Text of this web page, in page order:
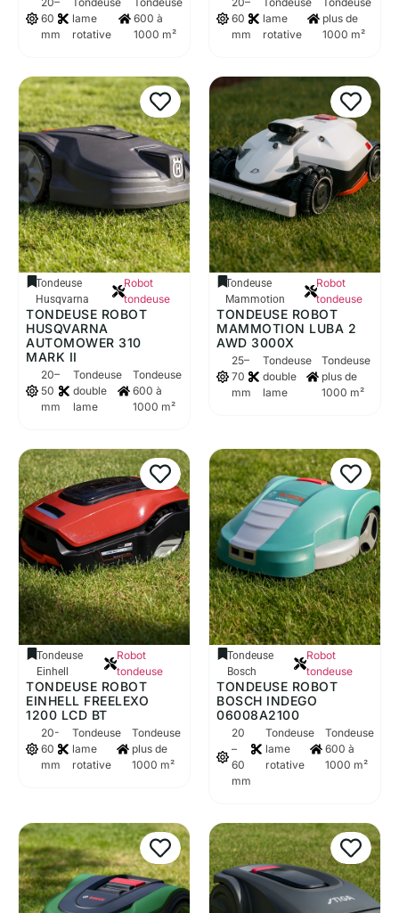
60
mm
lame
rotative
600 à
1000 m²
60
mm
lame
rotative
plus de
1000 m²
Tondeuse
Husqvarna
Robot
tondeuse
TONDEUSE ROBOT
HUSQVARNA
AUTOMOWER 310
MARK II
20–
50
mm
Tondeuse
double
lame
Tondeuse
600 à
1000 m²
Tondeuse
Mammotion
Robot
tondeuse
TONDEUSE ROBOT
MAMMOTION LUBA 2
AWD 3000X
25–
70
mm
Tondeuse
double
lame
Tondeuse
plus de
1000 m²
Tondeuse
Einhell
Robot
tondeuse
TONDEUSE ROBOT
EINHELL FREELEXO
1200 LCD BT
20-
60
mm
Tondeuse
lame
rotative
Tondeuse
plus de
1000 m²
Tondeuse
Bosch
Robot
tondeuse
TONDEUSE ROBOT
BOSCH INDEGO
06008A2100
20
–
60
mm
Tondeuse
lame
rotative
Tondeuse
600 à
1000 m²